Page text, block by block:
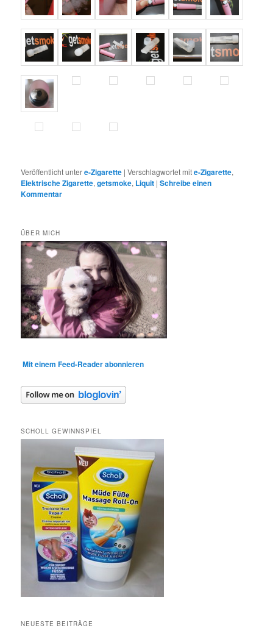
Veröffentlicht untere-Zigarette |Verschlagwortet mite-Zigarette,
Elektrische Zigarette,getsmoke, Liquit |Schreibe einen
Kommentar
ÜBER MICH
Mit einem Feed-Reader abonnieren
SCHOLL GEWINNSPIEL
NEUESTE BEITRÄGE